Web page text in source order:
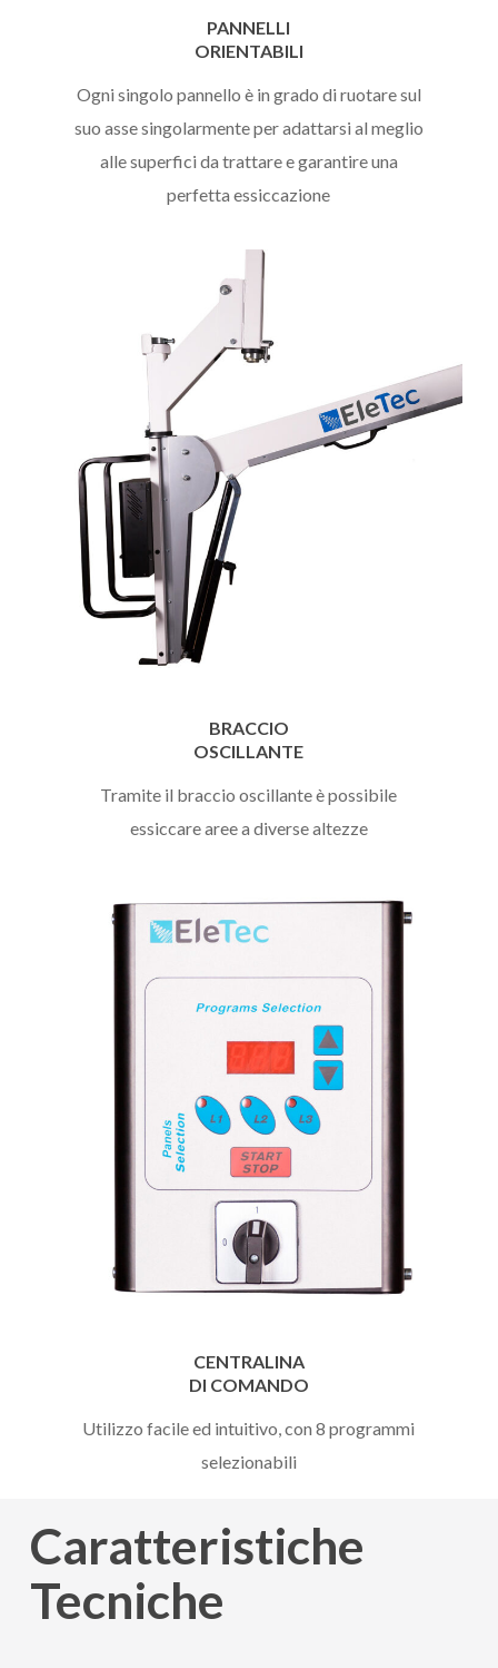
PANNELLI
ORIENTABILI
Ogni singolo pannello è in grado di ruotare sul
suo asse singolarmente per adattarsi al meglio
alle superfici da trattare e garantire una
perfetta essiccazione
BRACCIO
OSCILLANTE
Tramite il braccio oscillante è possibile
essiccare aree a diverse altezze
CENTRALINA
DI COMANDO
Utilizzo facile ed intuitivo, con 8 programmi
selezionabili
Caratteristiche
Tecniche